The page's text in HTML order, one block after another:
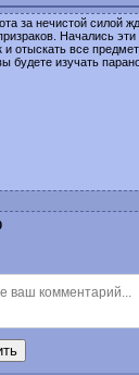
за нечистой силой
Начались
и отыскать все
будете изучать